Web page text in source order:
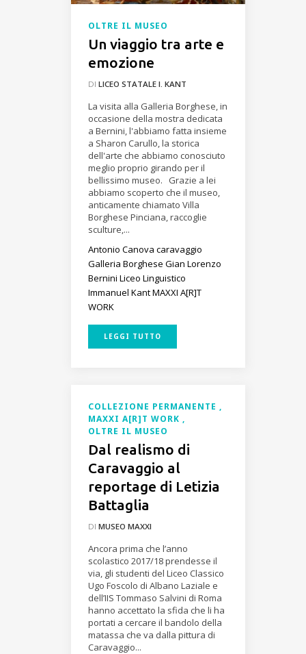
OLTRE IL MUSEO
Un viaggio tra arte e
emozione
DI LICEO STATALE I. KANT
La visita alla Galleria Borghese, in
occasione della mostra dedicata
a Bernini, l'abbiamo fatta insieme
a Sharon Carullo, la storica
dell'arte che abbiamo conosciuto
meglio proprio girando per il
bellissimo museo. Grazie a lei
abbiamo scoperto che il museo,
anticamente chiamato Villa
Borghese Pinciana, raccoglie
sculture,...
Antonio Canova caravaggio
Galleria Borghese Gian Lorenzo
Bernini Liceo Linguistico
Immanuel KantMAXXI A[R]T
WORK
LEGGI TUTTO
COLLEZIONE PERMANENTE
MAXXI A[R]T WORK
OLTRE IL MUSEO
Dal realismo di
Caravaggio al
reportage di Letizia
Battaglia
DI MUSEO MAXXI
Ancora prima che l’anno
scolastico 2017/18 prendesse il
via, gli studenti del Liceo Classico
Ugo Foscolo di Albano Laziale e
dell’IIS Tommaso Salvini di Roma
hanno accettato la sfida che li ha
portati a cercare il bandolo della
matassa che va dalla pittura di
Caravaggio...